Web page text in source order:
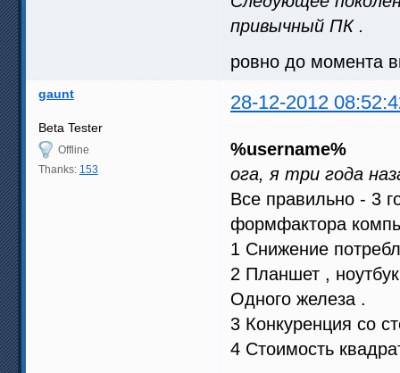
привычный ПК .
ровно до момента
gaunt 28-12-2012
Beta Tester
Offline
Thanks: 153
%username%
ога, я три года
Все правильно - 3
формфактора
1 Снижение
2 Планшет ,
Одного железа .
3 Конкуренция со
4 Стоимость